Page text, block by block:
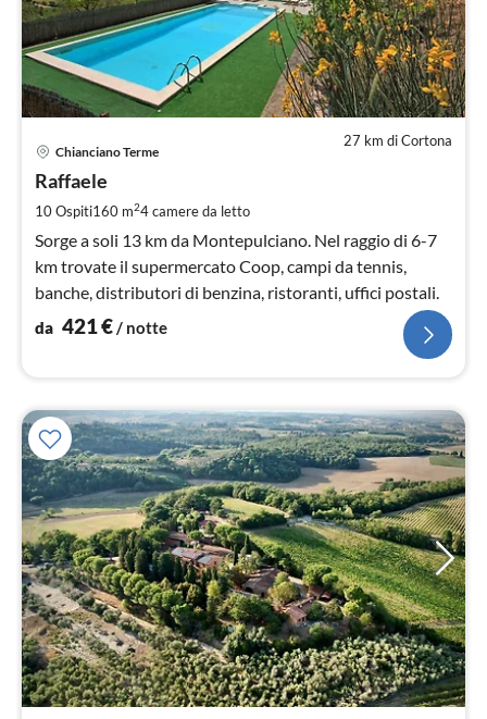
27 km di Cortona
Chianciano Terme
Raffaele
10 Ospiti160 m24camere da letto
Sorge a soli 13 km da Montepulciano. Nel raggio di 6-7
km trovate il supermercato Coop, campi da tennis,
banche, distributori di benzina, ristoranti, uffici postali.
da 421€/ notte